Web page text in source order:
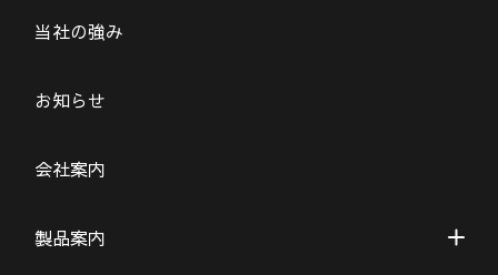
当社の強み
お知らせ
会社案内
製品案内